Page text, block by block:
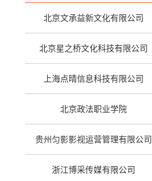
北京文承益新文化有限公司
北京星之桥文化科技有限公司
上海点晴信息科技有限公司
北京政法职业学院
贵州匀影影视运营管理有限公司
浙江博采传媒有限公司